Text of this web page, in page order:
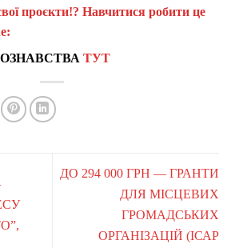
проєкти!? Навчитися робити це
ТУТ
ДО 294 000 ГРН — ГРАНТИ
ДЛЯ МІСЦЕВИХ
ГРОМАДСЬКИХ
ОРГАНІЗАЦІЙ (ІСАР